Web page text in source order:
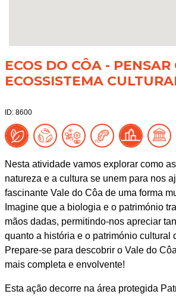
ECOS DO CÔA -
ECOSSISTEMA
ID: 8600
Nesta atividade vamos explorar como
natureza e a cultura se unem para nos
fascinante Vale do Côa de uma forma
Imagine que a biologia e o património
mãos dadas, permitindo-nos apreciar
quanto a história e o património cultural
Prepare-se para descobrir o Vale do
mais completa e envolvente!
Esta ação decorre na área protegida